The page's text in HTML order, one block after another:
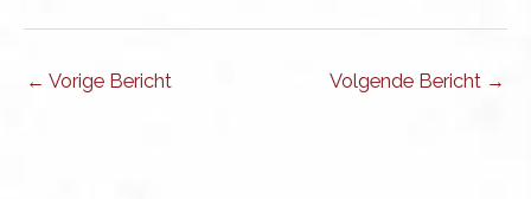
← Vorige Bericht Volgende Bericht →